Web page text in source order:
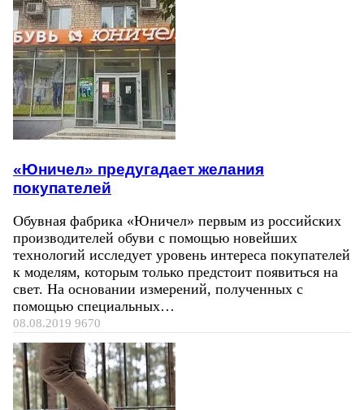
«Юничел» предугадает желания
покупателей
Обувная фабрика «Юничел» первым из российских
производителей обуви с помощью новейших
технологий исследует уровень интереса покупателей
к моделям, которым только предстоит появиться на
свет. На основании измерений, полученных с
помощью специальных…
08.08.2019 9670